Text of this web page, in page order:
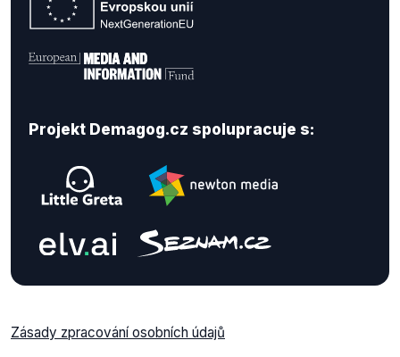
Projekt Demagog.cz spolupracuje s:
Zásady zpracování osobních údajů